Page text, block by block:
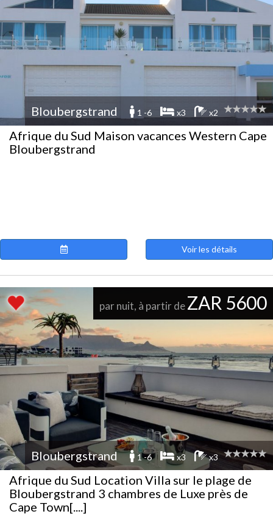
Bloubergstrand 1 -6 x3 x2
Afrique du Sud Maison vacances Western Cape
Bloubergstrand
Voir les détails
par nuit, à partir deZAR 5600
Bloubergstrand 1 -6 x3 x3
Afrique du Sud Location Villa sur le plage de
Bloubergstrand 3 chambres de Luxe près de
Cape Town[....]